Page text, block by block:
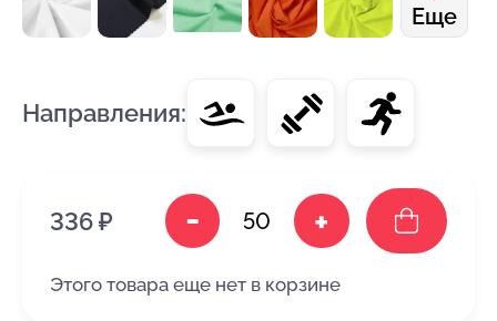
Еще
Направления:
336 ₽ - +
Этого товара еще нет в корзине